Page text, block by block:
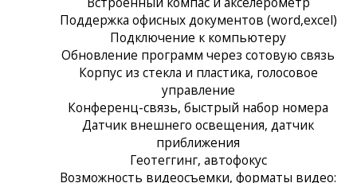
Поддержка офисных документов (word,excel)
Подключение к компьютеру
Обновление программ через сотовую связь
Корпус из стекла и пластика, голосовое
управление
Конференц-связь, быстрый набор номера
Датчик внешнего освещения, датчик
приближения
Геотеггинг, автофокус
Возможность видеосъемки, форматы видео: